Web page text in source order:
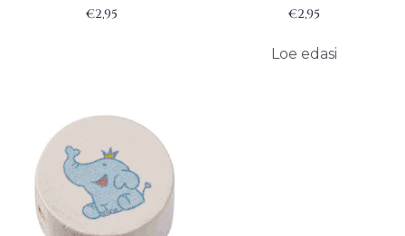
€2,95 €2,95
Loe edasi